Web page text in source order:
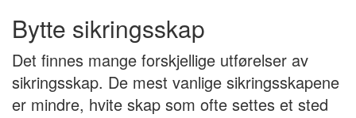
Bytte sikringsskap
Det finnes mange forskjellige utførelser av
sikringsskap. De mest vanlige sikringsskapene
er mindre, hvite skap som ofte settes et sted